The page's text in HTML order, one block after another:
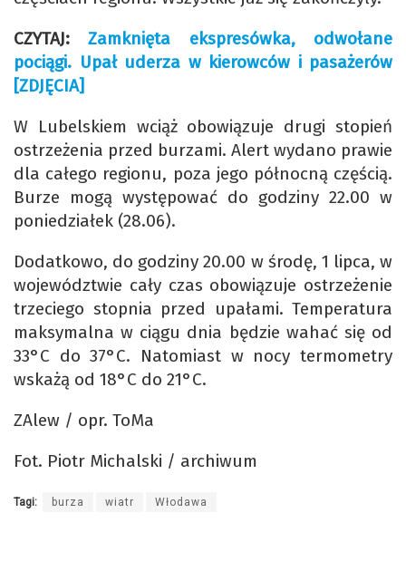
CZYTAJ:Zamknięta ekspresówka, odwołane
pociągi. Upał uderza w kierowców i pasażerów
[ZDJĘCIA]
W Lubelskiem wciąż obowiązuje drugi stopień
ostrzeżenia przed burzami. Alert wydano prawie
dla całego regionu, poza jego północną częścią.
Burze mogą występować do godziny 22.00 w
poniedziałek (28.06).
Dodatkowo, do godziny 20.00 w środę, 1 lipca, w
województwie cały czas obowiązuje ostrzeżenie
trzeciego stopnia przed upałami. Temperatura
maksymalna w ciągu dnia będzie wahać się od
33°C do 37°C. Natomiast w nocy termometry
wskażą od 18°C do 21°C.
ZAlew / opr. ToMa
Fot. Piotr Michalski / archiwum
Tagi: burza wiatr Włodawa